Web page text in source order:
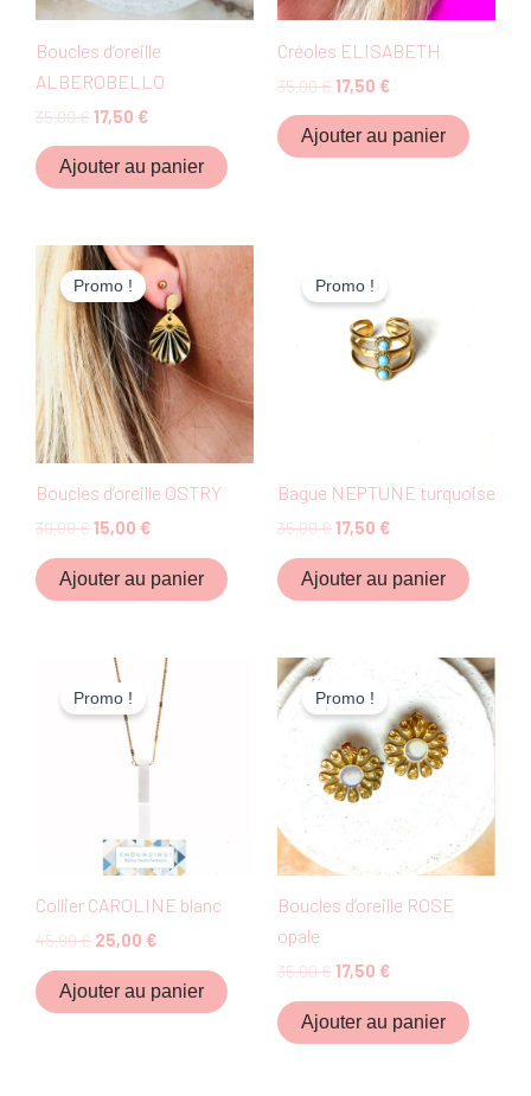
Boucles d’oreille
ALBEROBELLO
35,00€17,50 €
Ajouter au panier
Créoles ELISABETH
35,00€17,50 €
Ajouter au panier
Promo !
Boucles d’oreille OSTRY
30,00€
Le
prix
initial
était :
30,00 €.
15,00 €
Le
prix
actuel
est :
15,00 €.
Ajouter au panier
Promo !
Bague NEPTUNE turquoise
35,00€
initial
était :
35,00 €.
17,50 €
est :
17,50 €.
Ajouter au panier
Promo !
Collier CAROLINE blanc
45,00€
prix
initial
était :
45,00 €.
25,00 €
Le
prix
actuel
est :
25,00 €.
Ajouter au panier
Promo !
Boucles d’oreille ROSE
opale
35,00€
initial
était :
35,00 €.
17,50 €
prix
actuel
est :
17,50 €.
Ajouter au panier